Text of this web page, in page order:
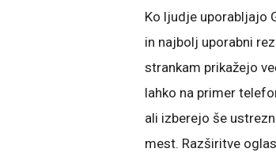
Ko ljudje uporabljajo
in najbolj uporabni
strankam prikažejo
lahko na primer
ali izberejo še
mest. Razširitve